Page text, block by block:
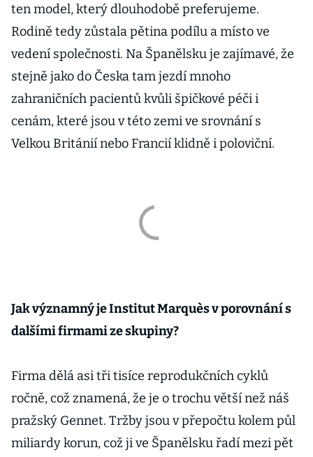
ten model, který dlouhodobě preferujeme.
Rodině tedy zůstala pětina podílu a místo ve
vedení společnosti. Na Španělsku je zajímavé, že
stejně jako do Česka tam jezdí mnoho
zahraničních pacientů kvůli špičkové péči i
cenám, které jsou v této zemi ve srovnání s
Velkou Británií nebo Francií klidně i poloviční.
Jak významný je Institut Marquès v porovnání s
dalšími firmami ze skupiny?
Firma dělá asi tři tisíce reprodukčních cyklů
ročně, což znamená, že je o trochu větší než náš
pražský Gennet. Tržby jsou v přepočtu kolem půl
miliardy korun, což ji ve Španělsku řadí mezi pět